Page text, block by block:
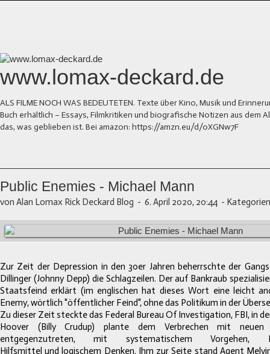
www.lomax-deckard.de
ALS FILME NOCH WAS BEDEUTETEN. Texte über Kino, Musik und
Buch erhältlich – Essays, Filmkritiken und biografische Notizen aus dem
das, was geblieben ist. Bei amazon: https://amzn.eu/d/0XGNw7F
Public Enemies - Michael Mann
von Alan Lomax Rick Deckard Blog - 6. April 2020, 20:44 -
Zur Zeit der Depression in den 30er Jahren beherrschte der
Dillinger (Johnny Depp) die Schlagzeilen. Der auf Bankraub
Staatsfeind erklärt (im englischen hat dieses Wort eine leicht
Enemy, wörtlich "öffentlicher Feind", ohne das Politikum in der
Zu dieser Zeit steckte das Federal Bureau Of Investigation, FBI, in
Hoover (Billy Crudup) plante dem Verbrechen mit neuen
entgegenzutreten, mit systematischem Vorgehen,
Hilfsmittel und logischem Denken. Ihm zur Seite stand Agent